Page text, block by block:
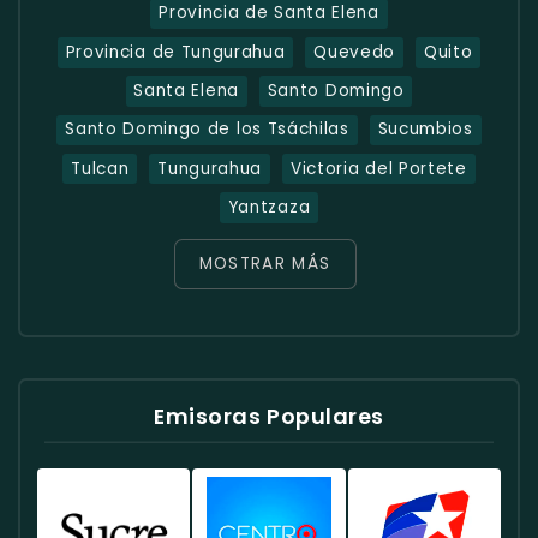
Provincia de Santa Elena
Provincia de Tungurahua
Quevedo
Quito
Santa Elena
Santo Domingo
Santo Domingo de los Tsáchilas
Sucumbios
Tulcan
Tungurahua
Victoria del Portete
Yantzaza
MOSTRAR MÁS
Emisoras Populares